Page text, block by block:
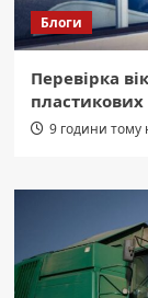
Блоги
Перевірка
пластикових
9 години тому